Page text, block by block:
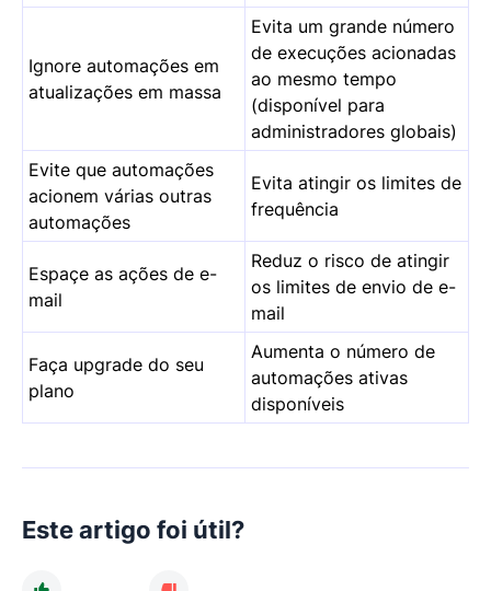
Ignore automações em
atualizações em massa
Evita um grande número
de execuções acionadas
ao mesmo tempo
(disponível para
administradores globais)
Evite que automações
acionem várias outras
automações
Evita atingir os limites de
frequência
Espaçe as ações de e-
mail
Reduz o risco de atingir
os limites de envio de e-
mail
Faça upgrade do seu
plano
Aumenta o número de
automações ativas
disponíveis
Este artigo foi útil?